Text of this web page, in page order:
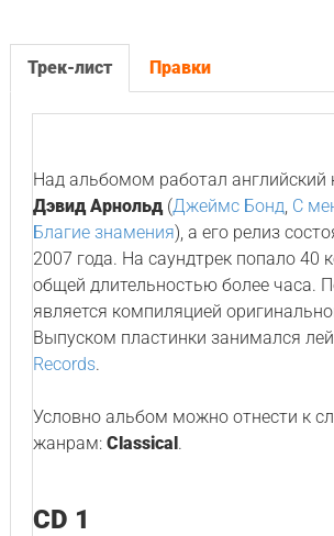
Трек-лист Правки
Над альбомом работал английский
Дэвид Арнольд(Джеймс Бонд, С
Благие знамения), а его релиз
2007 года. На саундтрек попало 40
общей длительностью более часа.
является компиляцией
Выпуском пластинки занимался
Records.
Условно альбом можно отнести к
жанрам: Classical.
CD 1